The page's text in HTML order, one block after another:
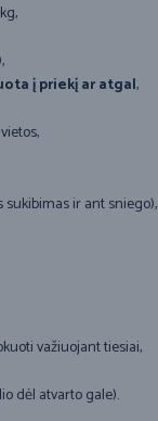
į priekį ar atgal,
ir ant sniego),
važiuojant tiesiai,
dėl atvarto gale).